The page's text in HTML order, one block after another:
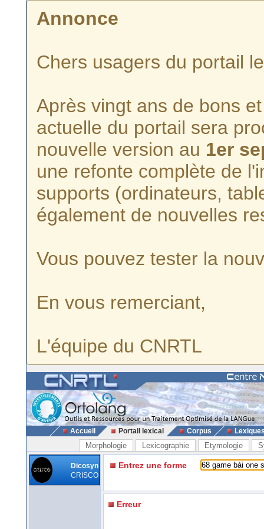
Annonce
Chers usagers du portail
Après vingt ans de bons
actuelle du portail sera
nouvelle version au 1er
une refonte complète de
supports (ordinateurs,
également de nouvelles
Vous pouvez tester la
En vous remerciant,
L'équipe du CNRTL
Accueil Portail lexical Corpus
Morphologie Lexicographie Etymologie
Dicosyn
CRISCO
Entrez une forme
Erreur